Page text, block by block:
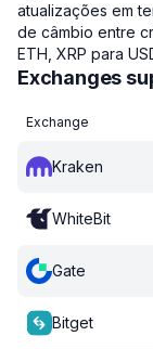
atualizações em
de câmbio entre
ETH, XRP para
Exchanges
Exchange
Kraken
WhiteBit
Gate
Bitget